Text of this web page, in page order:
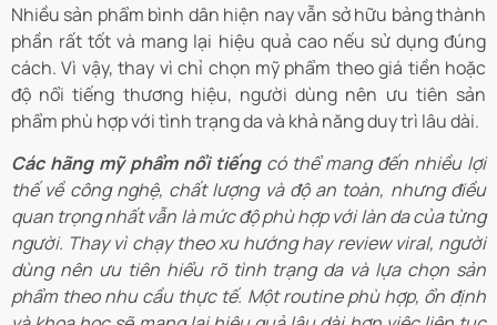
Nhiều sản phẩm bình dân hiện nay vẫn sở hữu bảng thành
phần rất tốt và mang lại hiệu quả cao nếu sử dụng đúng
cách. Vì vậy, thay vì chỉ chọn mỹ phẩm theo giá tiền hoặc
độ nổi tiếng thương hiệu, người dùng nên ưu tiên sản
phẩm phù hợp với tình trạng da và khả năng duy trì lâu dài.
Các hãng mỹ phẩm nổi tiếngcó thể mang đến nhiều lợi
thế về công nghệ, chất lượng và độ an toàn, nhưng điều
quan trọng nhất vẫn là mức độ phù hợp với làn da của từng
người. Thay vì chạy theo xu hướng hay review viral, người
dùng nên ưu tiên hiểu rõ tình trạng da và lựa chọn sản
phẩm theo nhu cầu thực tế. Một routine phù hợp, ổn định